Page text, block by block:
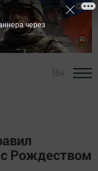
Рождеством
через